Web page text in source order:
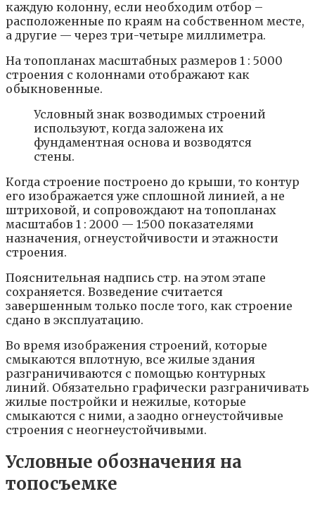
каждую колонну, если необходим отбор –
расположенные по краям на собственном месте,
а другие — через три-четыре миллиметра.
На топопланах масштабных размеров 1 : 5000
строения с колоннами отображают как
обыкновенные.
Условный знак возводимых строений
используют, когда заложена их
фундаментная основа и возводятся
стены.
Когда строение построено до крыши, то контур
его изображается уже сплошной линией, а не
штриховой, и сопровождают на топопланах
масштабов 1 : 2000 — 1:500 показателями
назначения, огнеустойчивости и этажности
строения.
Пояснительная надпись стр. на этом этапе
сохраняется. Возведение считается
завершенным только после того, как строение
сдано в эксплуатацию.
Во время изображения строений, которые
смыкаются вплотную, все жилые здания
разграничиваются с помощью контурных
линий. Обязательно графически разграничивать
жилые постройки и нежилые, которые
смыкаются с ними, а заодно огнеустойчивые
строения с неогнеустойчивыми.
Условные обозначения на
топосъемке